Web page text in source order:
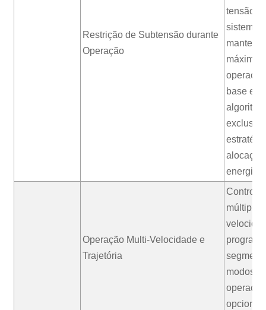
Restrição de Subtensão durante
Operação
tensão
sistema
manter o
máximo
base em
algoritmo
energia
Operação Multi-Velocidade e
Trajetória
Controle
múltiplas
modos
operação